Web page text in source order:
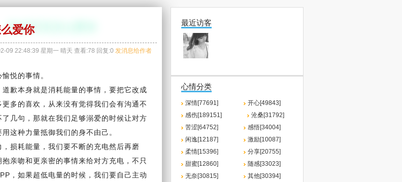
爱你
09 22:48:39 星期一 晴天 查看:78 回复:0 发消息给作者
悦的事情。
道歉本身就是消耗能量的事情，要把它改成
多的喜欢，从来没有觉得我们会有沟通不
几句，那就在我们足够溺爱的时候让对方
这种力量抵御我们的身不由己。
，损耗能量，我们要不断的充电然后再磨
亲吻和更亲密的事情来给对方充电，不只
， 如果超低电量的时候，我们要自己主动
最近访客
心情分类
深情[77691]
开心[49843]
感伤[189151]
沧桑[31792]
苦涩[64752]
感悟[34004]
闲逸[12187]
激励[10087]
柔情[15396]
分享[20755]
甜蜜[12860]
随感[33023]
无奈[30815]
其他[30394]